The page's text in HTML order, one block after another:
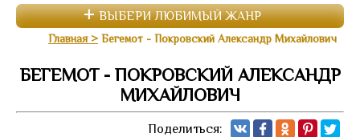
ВЫБЕРИ ЛЮБИМЫЙ ЖАНР
Главная Бегемот - Покровский Александр Михайлович
БЕГЕМОТ - ПОКРОВСКИЙ АЛЕКСАНДР
МИХАЙЛОВИЧ
Поделиться: